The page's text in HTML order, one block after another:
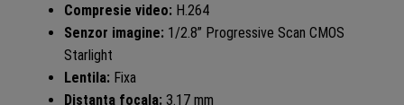
Compresie video:H.264
Senzor imagine:1/2.8” Progressive Scan CMOS
Starlight
Lentila:Fixa
Distanta focala:3.17 mm